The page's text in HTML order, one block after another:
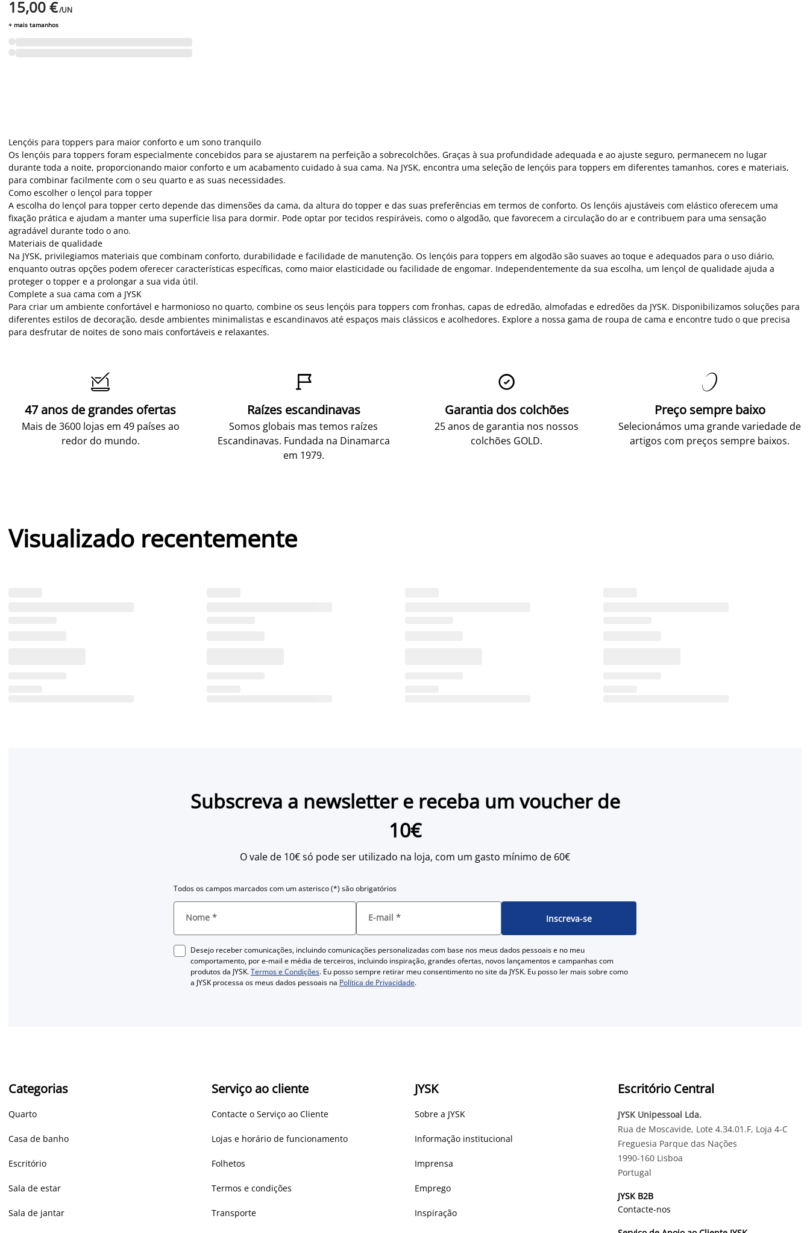
15,00 €/UN
+ mais tamanhos
Lençóis para toppers para maior conforto e um sono tranquilo
Os lençóis para toppers foram especialmente concebidos para se ajustarem na perfeição a sobrecolchões. Graças à sua profundidade adequada e ao ajuste seguro, permanecem no lugar
durante toda a noite, proporcionando maior conforto e um acabamento cuidado à sua cama. Na JYSK, encontra uma seleção de lençóis para toppers em diferentes tamanhos, cores e materiais,
para combinar facilmente com o seu quarto e as suas necessidades.
Como escolher o lençol para topper
A escolha do lençol para topper certo depende das dimensões da cama, da altura do topper e das suas preferências em termos de conforto. Os lençóis ajustáveis com elástico oferecem uma
fixação prática e ajudam a manter uma superfície lisa para dormir. Pode optar por tecidos respiráveis, como o algodão, que favorecem a circulação do ar e contribuem para uma sensação
agradável durante todo o ano.
Materiais de qualidade
Na JYSK, privilegiamos materiais que combinam conforto, durabilidade e facilidade de manutenção. Os lençóis para toppers em algodão são suaves ao toque e adequados para o uso diário,
enquanto outras opções podem oferecer características específicas, como maior elasticidade ou facilidade de engomar. Independentemente da sua escolha, um lençol de qualidade ajuda a
proteger o topper e a prolongar a sua vida útil.
Complete a sua cama com a JYSK
Para criar um ambiente confortável e harmonioso no quarto, combine os seus lençóis para toppers com fronhas, capas de edredão, almofadas e edredões da JYSK. Disponibilizamos soluções para
diferentes estilos de decoração, desde ambientes minimalistas e escandinavos até espaços mais clássicos e acolhedores. Explore a nossa gama de roupa de cama e encontre tudo o que precisa
para desfrutar de noites de sono mais confortáveis e relaxantes.

47 anos de grandes ofertas
Mais de 3600 lojas em 49 países ao
redor do mundo.

Raízes escandinavas
Somos globais mas temos raízes
Escandinavas. Fundada na Dinamarca
em 1979.

Garantia dos colchões
25 anos de garantia nos nossos
colchões GOLD.

Preço sempre baixo
Selecionámos uma grande variedade de
artigos com preços sempre baixos.
Visualizado recentemente
Subscreva a newsletter e receba um voucher de
10€
O vale de 10€ só pode ser utilizado na loja, com um gasto mínimo de 60€
Todos os campos marcados com um asterisco (*) são obrigatórios
Nome * E-mail * Inscreva-se
Desejo receber comunicações, incluindo comunicações personalizadas com base nos meus dados pessoais e no meu
comportamento, por e-mail e média de terceiros, incluindo inspiração, grandes ofertas, novos lançamentos e campanhas com
produtos da JYSK.Termos e Condições. Eu posso sempre retirar meu consentimento no site da JYSK. Eu posso ler mais sobre como
a JYSK processa os meus dados pessoais na Política de Privacidade.
Categorias
Quarto
Casa de banho
Escritório
Sala de estar
Sala de jantar
Serviço ao cliente
Contacte o Serviço ao Cliente
Lojas e horário de funcionamento
Folhetos
Termos e condições
Transporte
JYSK
Sobre a JYSK
Informação institucional
Imprensa
Emprego
Inspiração
Escritório Central
JYSK Unipessoal Lda.
Rua de Moscavide, Lote 4.34.01.F, Loja 4-C
Freguesia Parque das Nações
1990-160 Lisboa
Portugal
JYSK B2B
Contacte-nos